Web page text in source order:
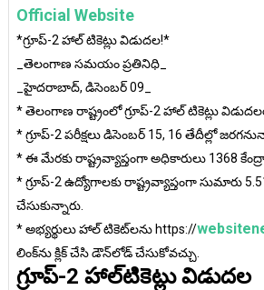
Official Website
*గ్రూప్-2 హాల్ టికెట్లు విడుదల!*
_తెలంగాణ సమయం ప్రతినిధి_
_హైదరాబాద్, డిసెంబర్ 09_
* తెలంగాణ రాష్ట్రంలో గ్రూప్-2 హాల్ టికెట్లు
* గ్రూప్-2 పరీక్షలు డిసెంబర్ 15, 16 తేదీల్లో
* ఈ మేరకు రాష్ట్రవ్యాప్తంగా అధికారులు 1368
* గ్రూప్-2 ఉద్యోగాలకు రాష్ట్రవ్యాప్తంగా సుమారు
చేసుకున్నారు.
* అభ్యర్థులు హాల్ టికెట్‌లను https://
లింక్‌ను క్లిక్ చేసి డౌన్‌లోడ్ చేసుకోవచ్చు.
గ్రూప్-2 హాల్‌టికెట్లు విడుదల